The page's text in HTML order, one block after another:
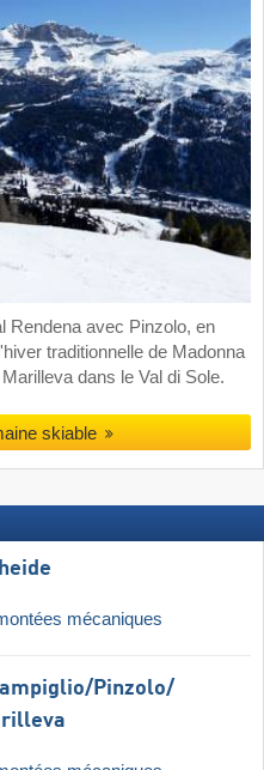
Rendena avec Pinzolo, en
traditionnelle de Madonna
dans le Val di Sole.
skiable
mécaniques
​Pinzolo/​